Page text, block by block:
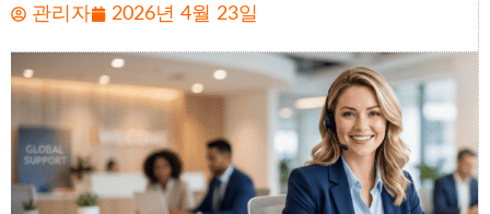
관리자 2026년 4월 23일